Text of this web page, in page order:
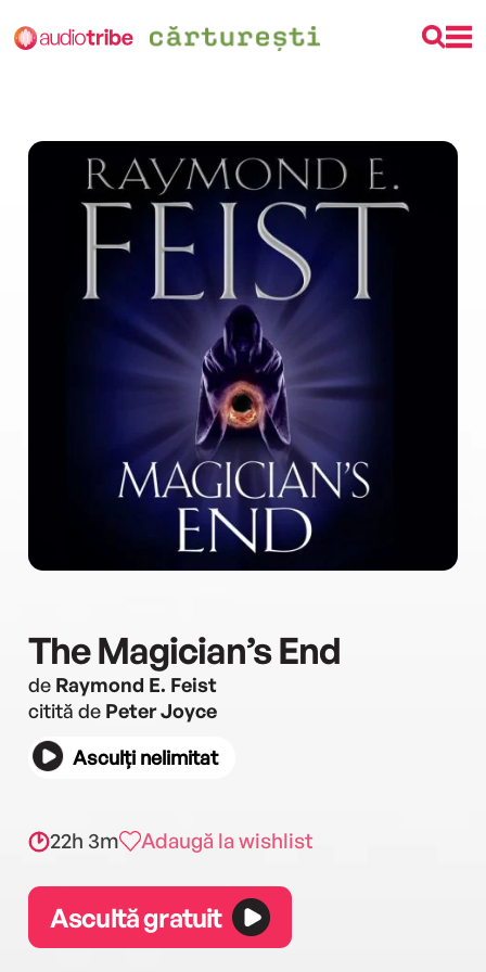
The Magician’s End
de Raymond E. Feist
citită de Peter Joyce
Asculți nelimitat
22h 3m Adaugă la wishlist
Ascultă gratuit